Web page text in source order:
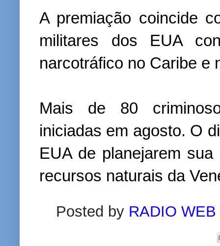
A premiação coincide
militares dos EUA
narcotráfico no Caribe e
Mais de 80
iniciadas em agosto. O
EUA de planejarem
recursos naturais da
Posted by RADIO